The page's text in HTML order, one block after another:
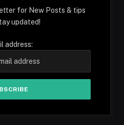
for New Posts & tips
updated!
address: